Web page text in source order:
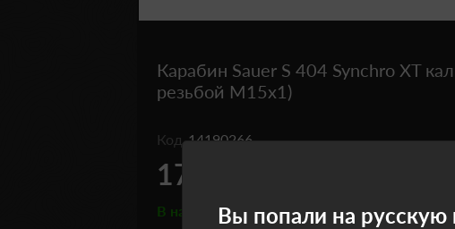
Карабин Sauer S 404 Synchro XT
резьбой М15х1)
Код14190266
179 820.0
В наличииВы попали на русскую